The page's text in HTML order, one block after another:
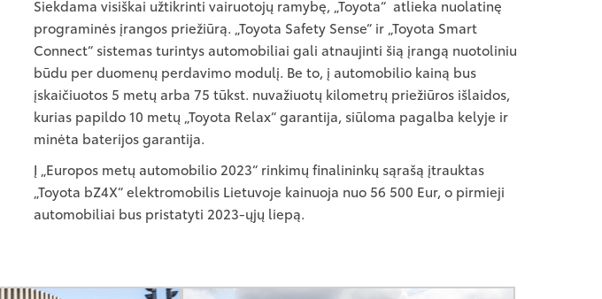
Siekdama visiškai užtikrinti vairuotojų ramybę, „Toyota“ atlieka nuolatinę
programinės įrangos priežiūrą. „Toyota Safety Sense“ ir „Toyota Smart
Connect“ sistemas turintys automobiliai gali atnaujinti šią įrangą nuotoliniu
būdu per duomenų perdavimo modulį. Be to, į automobilio kainą bus
įskaičiuotos 5 metų arba 75 tūkst. nuvažiuotų kilometrų priežiūros išlaidos,
kurias papildo 10 metų „Toyota Relax“ garantija, siūloma pagalba kelyje ir
minėta baterijos garantija.
Į „Europos metų automobilio 2023“ rinkimų finalininkų sąrašą įtrauktas
„Toyota bZ4X“ elektromobilis Lietuvoje kainuoja nuo 56 500 Eur, o pirmieji
automobiliai bus pristatyti 2023-ųjų liepą.